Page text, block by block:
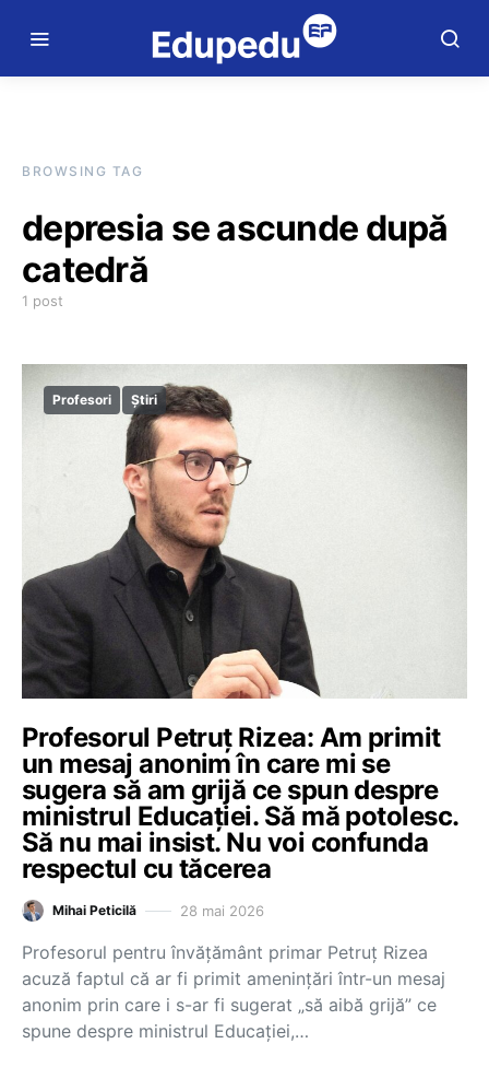
BROWSING TAG
depresia se ascunde după
catedră
1 post
Profesori Știri
Profesorul Petruț Rizea: Am primit
un mesaj anonim în care mi se
sugera să am grijă ce spun despre
ministrul Educației. Să mă potolesc.
Să nu mai insist. Nu voi confunda
respectul cu tăcerea
Mihai Peticilă 28 mai 2026
Profesorul pentru învățământ primar Petruț Rizea
acuză faptul că ar fi primit amenințări într-un mesaj
anonim prin care i s-ar fi sugerat „să aibă grijă” ce
spune despre ministrul Educației,…